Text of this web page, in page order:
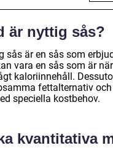
är nyttig sås?
sås är en sås som
vara en sås som är
kaloriinnehåll.
fettalternativ
speciella kostbehov.
kvantitativa